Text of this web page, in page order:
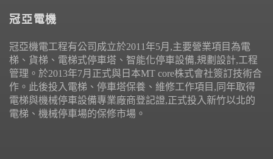
冠亞電機
冠亞機電工程有公司成立於2011年5月,主要營業項目為電
梯、貨梯、電梯式停車塔、智能化停車設備,規劃設計,工程
管理。於2013年7月正式與日本MT core株式會社簽訂技術合
作。此後投入電梯、停車塔保養、維修工作項目,同年取得
電梯與機械停車設備專業廠商登記證,正式投入新竹以北的
電梯、機械停車場的保修市場。